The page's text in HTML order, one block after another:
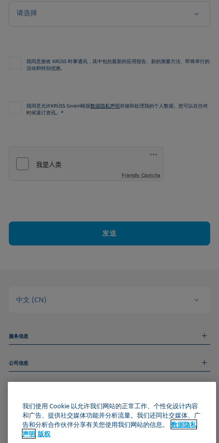
请选择
我同意接收 KRÜSS 时事通讯，其中包括最新的应用报告、新的测量方法、即将举行的
活动和特别优惠。
我同意允许KRÜSS GmbH根据数据隐私声明存储和处理我的个人数据。您可以在任何
时候退订资讯。*
Friendly Captcha
发送
中文 (CN)
服务信息
技术服务
和我们取得联系
公司信息
关于我们
数据隐私声明
Cookie政策
加入KRÜSS社区
我们使用 Cookie 以允许我们网站的正常工作、个性化设计内容
和广告、提供社交媒体功能并分析流量。我们还同社交媒体、广
告和分析合作伙伴分享有关您使用我们网站的信息。
数据隐私
声明 版权